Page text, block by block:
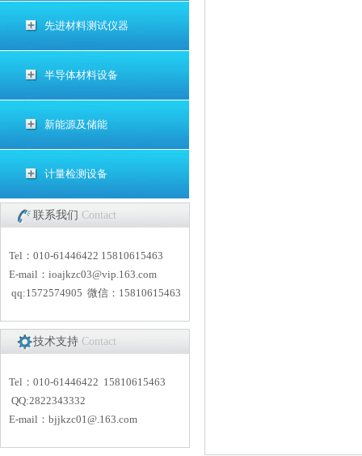
先进材料测试仪器
半导体材料设备
新能源及储能
计量检测设备
联系我们 Contact
Tel：010-61446422 15810615463
E-mail： ioajkzc03@vip.163.com
qq:1572574905 微信：15810615463
技术支持 Contact
Tel：010-61446422 15810615463
QQ:2822343332
E-mail： bjjkzc01@.163.com